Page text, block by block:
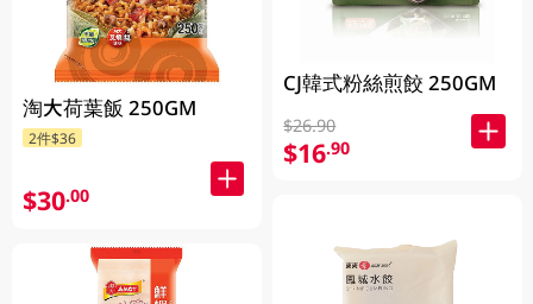
淘大荷葉飯 250GM
2件$36
$30.00
CJ韓式粉絲煎餃 250GM
$26.90
$16.90